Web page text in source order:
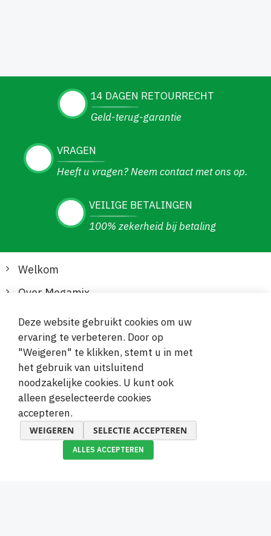
14 DAGEN RETOURRECHT
Geld-terug-garantie
VRAGEN
Heeft u vragen? Neem contact met ons op.
VEILIGE BETALINGEN
100% zekerheid bij betaling
Welkom
Over Megamix
Informatie
Klantenservice
Veilige en gemakkelijke betalingen
Deze website gebruikt cookies om uw
ervaring te verbeteren. Door op
"Weigeren" te klikken, stemt u in met
het gebruik van uitsluitend
noodzakelijke cookies. U kunt ook
alleen geselecteerde cookies
accepteren.
WEIGEREN SELECTIE ACCEPTEREN
ALLES ACCEPTEREN